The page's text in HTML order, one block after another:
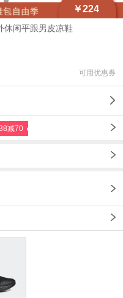
￥224
休闲平跟男皮凉鞋
可用优惠券
减70